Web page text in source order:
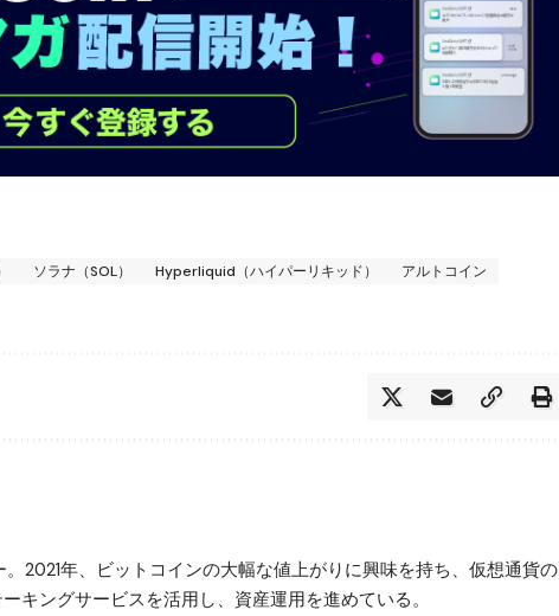
ソラナ（SOL） Hyperliquid（ハイパーリキッド）
アルトコイン
2021年、ビットコインの大幅な値上がりに興味を持ち、仮想通貨の
キングサービスを活用し、資産運用を進めている。